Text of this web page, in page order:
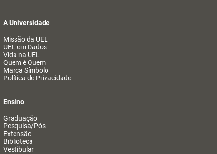
A Universidade
Missão da UEL
UEL em Dados
Vida na UEL
Quem é Quem
Marca Símbolo
Política de Privacidade
Ensino
Graduação
Pesquisa/Pós
Extensão
Biblioteca
Vestibular